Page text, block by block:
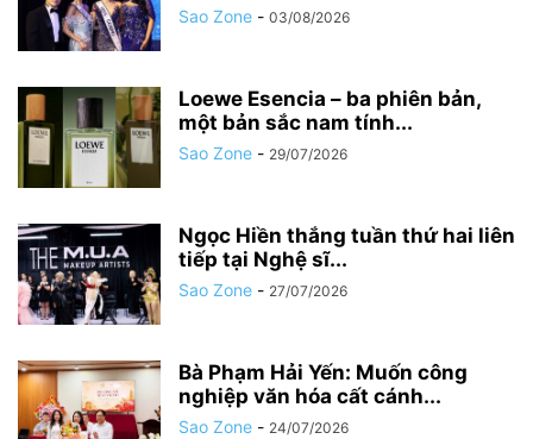
Sao Zone - 03/08/2026
Loewe Esencia – ba phiên bản,
một bản sắc nam tính...
Sao Zone - 29/07/2026
Ngọc Hiền thắng tuần thứ hai liên
tiếp tại Nghệ sĩ...
Sao Zone - 27/07/2026
Bà Phạm Hải Yến: Muốn công
nghiệp văn hóa cất cánh...
Sao Zone - 24/07/2026